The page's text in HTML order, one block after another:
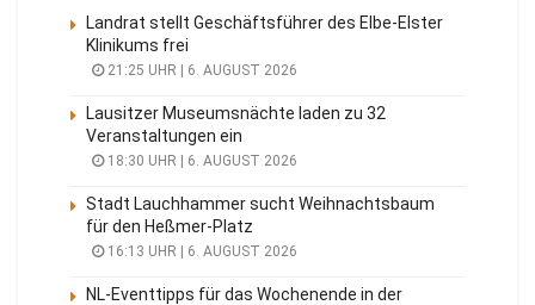
Landrat stellt Geschäftsführer des Elbe-Elster
Klinikums frei
21:25 UHR | 6. AUGUST 2026
Lausitzer Museumsnächte laden zu 32
Veranstaltungen ein
18:30 UHR | 6. AUGUST 2026
Stadt Lauchhammer sucht Weihnachtsbaum
für den Heßmer-Platz
16:13 UHR | 6. AUGUST 2026
NL-Eventtipps für das Wochenende in der